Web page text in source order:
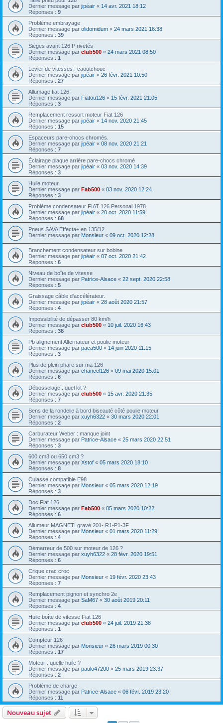
Dernier message par jipéair « 14 avr. 2021 18:12
Réponses : 9
Problème embrayage
Dernier message par olidomidum « 24 mars 2021 16:38
Réponses : 39
Sièges avant 126 P rivetés
Dernier message par club500 « 24 mars 2021 08:50
Réponses : 1
Levier de vitesses : caoutchouc
Dernier message par jipéair « 26 févr. 2021 10:50
Réponses : 27
Allumage fiat 126
Dernier message par Fiatou126 « 15 févr. 2021 21:05
Réponses : 3
Remplacement ressort moteur Fiat 126
Dernier message par jipéair « 14 nov. 2020 21:45
Réponses : 15
Espaceurs pare-chocs chromés.
Dernier message par jipéair « 08 nov. 2020 21:21
Réponses : 7
Éclairage plaque arrière pare-chocs chromé
Dernier message par jipéair « 03 nov. 2020 14:39
Réponses : 3
Huile moteur
Dernier message par Fab500 « 03 nov. 2020 12:24
Réponses : 3
Problème condensateur FIAT 126 Personal 1978
Dernier message par jipéair « 20 oct. 2020 11:59
Réponses : 68
Pneus SAVA Effecta+ en 135/12
Dernier message par Monsieur « 09 oct. 2020 12:28
Branchement condensateur sur bobine
Dernier message par jipéair « 07 oct. 2020 21:42
Réponses : 6
Niveau de boîte de vitesse
Dernier message par Patrice-Alsace « 22 sept. 2020 22:58
Réponses : 5
Graissage câble d'accélérateur.
Dernier message par jipéair « 28 août 2020 21:57
Réponses : 4
Impossibilité de dépasser 80 km/h
Dernier message par club500 « 10 juil. 2020 16:43
Réponses : 38
Pb alignement Alternateur et poulie moteur
Dernier message par paca500 « 14 juin 2020 11:15
Réponses : 3
Plus de plein phare sur ma 126
Dernier message par chancel126 « 09 mai 2020 15:01
Réponses : 6
Débosselage : quel kit ?
Dernier message par club500 « 15 avr. 2020 21:35
Réponses : 7
Sens de la rondelle à bord biseauté côté poulie moteur
Dernier message par xuyh6322 « 30 mars 2020 22:01
Réponses : 2
Carburateur Weber : manque joint
Dernier message par Patrice-Alsace « 25 mars 2020 22:51
Réponses : 3
600 cm3 ou 650 cm3 ?
Dernier message par Xstof « 05 mars 2020 18:10
Réponses : 8
Culasse compatible E98
Dernier message par Monsieur « 05 mars 2020 12:19
Réponses : 3
Doc Fiat 126
Dernier message par Fab500 « 05 mars 2020 10:22
Réponses : 6
Allumeur MAGNETI gravé 201- R1-P1-3F
Dernier message par Monsieur « 01 mars 2020 11:29
Réponses : 4
Démarreur de 500 sur moteur de 126 ?
Dernier message par xuyh6322 « 28 févr. 2020 19:51
Réponses : 6
Crique crac croc
Dernier message par Monsieur « 19 févr. 2020 23:43
Réponses : 7
Remplacement pignon et synchro 2e
Dernier message par SaM67 « 30 août 2019 20:11
Réponses : 4
Huile boîte de vitesse Fiat 126
Dernier message par club500 « 24 juil. 2019 21:38
Réponses : 1
Compteur 126
Dernier message par Monsieur « 26 mars 2019 00:30
Réponses : 17
Moteur : quelle huile ?
Dernier message par paulo47200 « 25 mars 2019 23:37
Réponses : 2
Problème de charge
Dernier message par Patrice-Alsace « 06 févr. 2019 23:20
Réponses : 11
Nouveau sujet